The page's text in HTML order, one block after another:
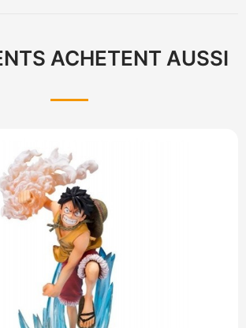
ACHETENT AUSSI